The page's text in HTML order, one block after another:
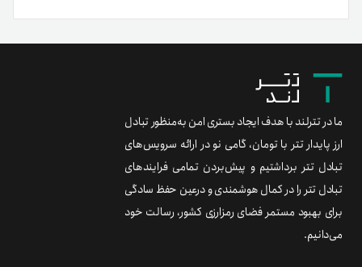
ما در تترلند با هدف ایجاد بستری امن به‌منظور تبادل
ارز پایدار تتر با تومان، گامی نو در ارائه سرویس‌های
تبادل تتر برداشتیم و پیش‌بردن تمامی فرایندهای
تبادل تتر را در کمال هوشمندی و درعین حفظ سادگی
برای بهبود مستمر فضای رمزارزی کشور، رسالت خود
می‌دانیم.